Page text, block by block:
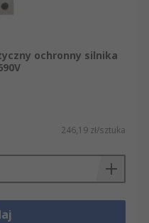
ochronny silnika
246,19 zł/sztuka